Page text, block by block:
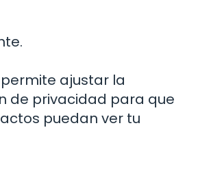
ajustar la
de privacidad para que
puedan ver tu